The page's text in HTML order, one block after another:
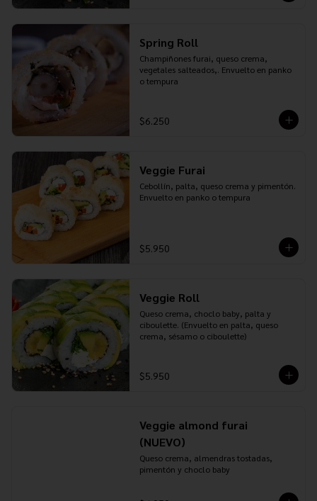
Spring Roll
Champiñones furai, queso crema,
vegetales salteados,. Envuelto en panko
o tempura
$6.250
Veggie Furai
Cebollín, palta, queso crema y pimentón.
Envuelto en panko o tempura
$5.950
Veggie Roll
Queso crema, choclo baby, palta y
ciboulette. (Envuelto en palta, queso
crema, sésamo o ciboulette)
$5.950
Veggie almond furai
(NUEVO)
Queso crema, almendras tostadas,
pimentón y choclo baby